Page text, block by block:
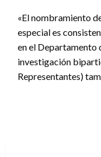
«El nombramiento
especial es
en el Departamento
investigación
Representantes)